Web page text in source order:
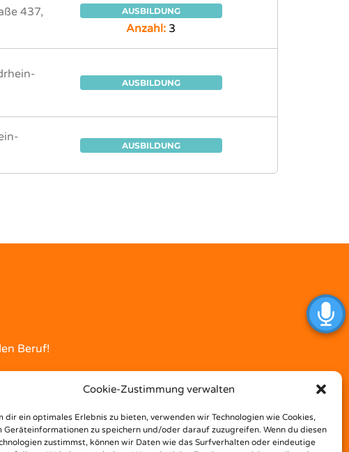
Cookie-Zustimmung verwalten
dir ein optimales Erlebnis zu bieten, verwenden wir Technologien wie Cookies,
Geräteinformationen zu speichern und/oder darauf zuzugreifen. Wenn du diesen
zustimmst, können wir Daten wie das Surfverhalten oder eindeutige
437,
AUSBILDUNG
Anzahl: 3
AUSBILDUNG
AUSBILDUNG
Beruf!